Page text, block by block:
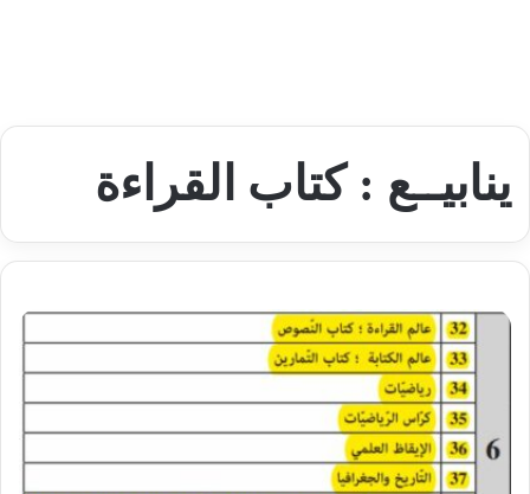
ينابيــع : كتاب القراءة